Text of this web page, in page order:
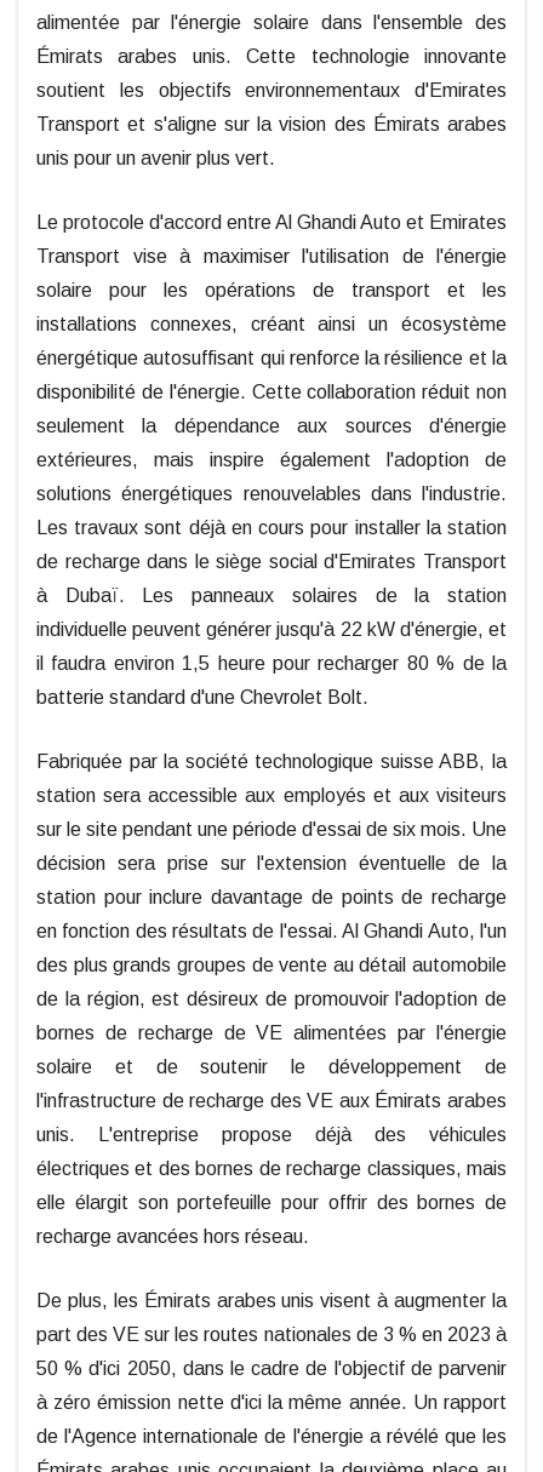
alimentée par l'énergie solaire dans l'ensemble des
Émirats arabes unis. Cette technologie innovante
soutient les objectifs environnementaux d'Emirates
Transport et s'aligne sur la vision des Émirats arabes
unis pour un avenir plus vert.
Le protocole d'accord entre Al Ghandi Auto et Emirates
Transport vise à maximiser l'utilisation de l'énergie
solaire pour les opérations de transport et les
installations connexes, créant ainsi un écosystème
énergétique autosuffisant qui renforce la résilience et la
disponibilité de l'énergie. Cette collaboration réduit non
seulement la dépendance aux sources d'énergie
extérieures, mais inspire également l'adoption de
solutions énergétiques renouvelables dans l'industrie.
Les travaux sont déjà en cours pour installer la station
de recharge dans le siège social d'Emirates Transport
à Dubaï. Les panneaux solaires de la station
individuelle peuvent générer jusqu'à 22 kW d'énergie, et
il faudra environ 1,5 heure pour recharger 80 % de la
batterie standard d'une Chevrolet Bolt.
Fabriquée par la société technologique suisse ABB, la
station sera accessible aux employés et aux visiteurs
sur le site pendant une période d'essai de six mois. Une
décision sera prise sur l'extension éventuelle de la
station pour inclure davantage de points de recharge
en fonction des résultats de l'essai. Al Ghandi Auto, l'un
des plus grands groupes de vente au détail automobile
de la région, est désireux de promouvoir l'adoption de
bornes de recharge de VE alimentées par l'énergie
solaire et de soutenir le développement de
l'infrastructure de recharge des VE aux Émirats arabes
unis. L'entreprise propose déjà des véhicules
électriques et des bornes de recharge classiques, mais
elle élargit son portefeuille pour offrir des bornes de
recharge avancées hors réseau.
De plus, les Émirats arabes unis visent à augmenter la
part des VE sur les routes nationales de 3 % en 2023 à
50 % d'ici 2050, dans le cadre de l'objectif de parvenir
à zéro émission nette d'ici la même année. Un rapport
de l'Agence internationale de l'énergie a révélé que les